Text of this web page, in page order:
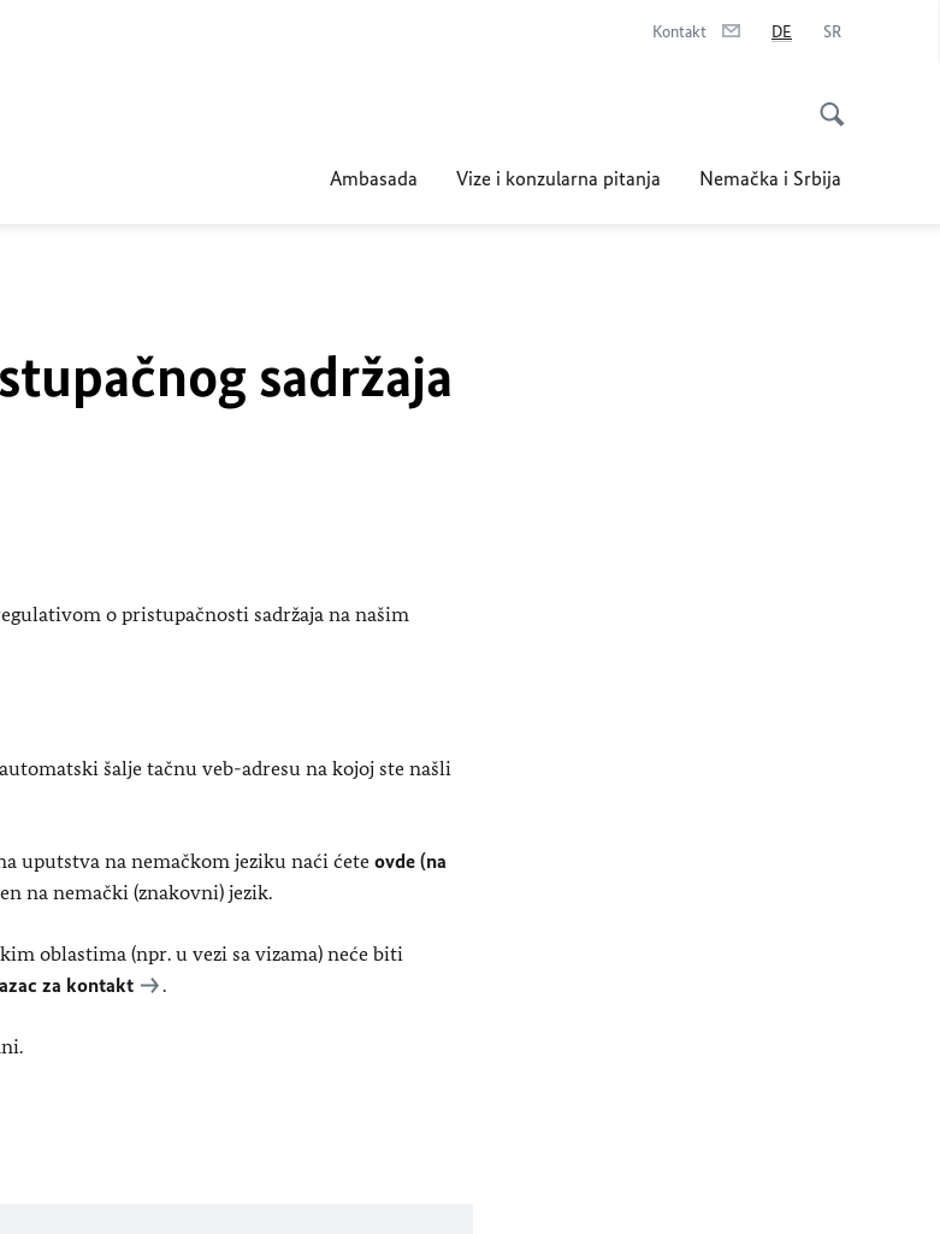
Kontakt DE SR
Ambasada Vize i konzularna pitanja Nemačka i Srbija
sadržaja
o pristupačnosti sadržaja na našim
šalje tačnu veb-adresu na kojoj ste našli
uputstva na nemačkom jeziku naći ćete ovde (na
na nemački (znakovni) jezik.
oblastima (npr. u vezi sa vizama) neće biti
za kontakt .